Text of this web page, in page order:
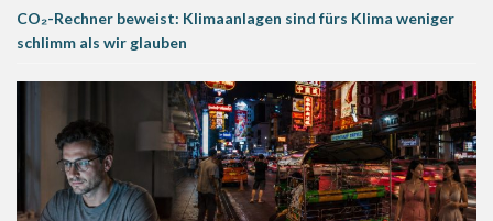
CO₂-Rechner beweist: Klimaanlagen sind fürs Klima weniger
schlimm als wir glauben